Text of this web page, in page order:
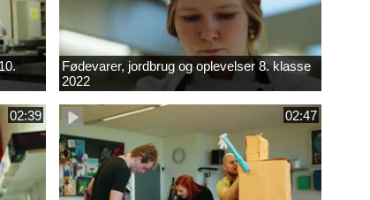
Fødevarer, jordbrug og oplevelser 8. klasse
2022
02:39 02:47